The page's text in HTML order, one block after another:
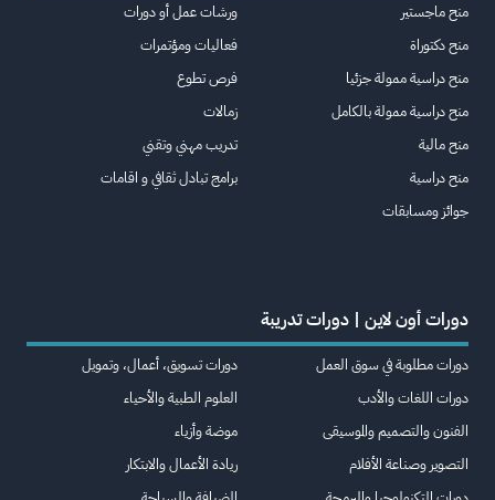
منح ماجستير
منح دكتوراة
منح دراسية ممولة جزئيا
منح دراسية ممولة بالكامل
منح مالية
منح دراسية
جوائز ومسابقات
ورشات عمل أو دورات
فعاليات ومؤتمرات
فرص تطوع
زمالات
تدريب مهني وتقني
برامج تبادل ثقافي و اقامات
دورات أون لاين | دورات تدريبة
دورات مطلوبة في سوق العمل
دورات اللغات والأدب
الفنون والتصميم والموسيقى
التصوير وصناعة الأفلام
دورات تسويق، أعمال، وتمويل
العلوم الطبية والأحياء
موضة وأزياء
ريادة الأعمال والابتكار